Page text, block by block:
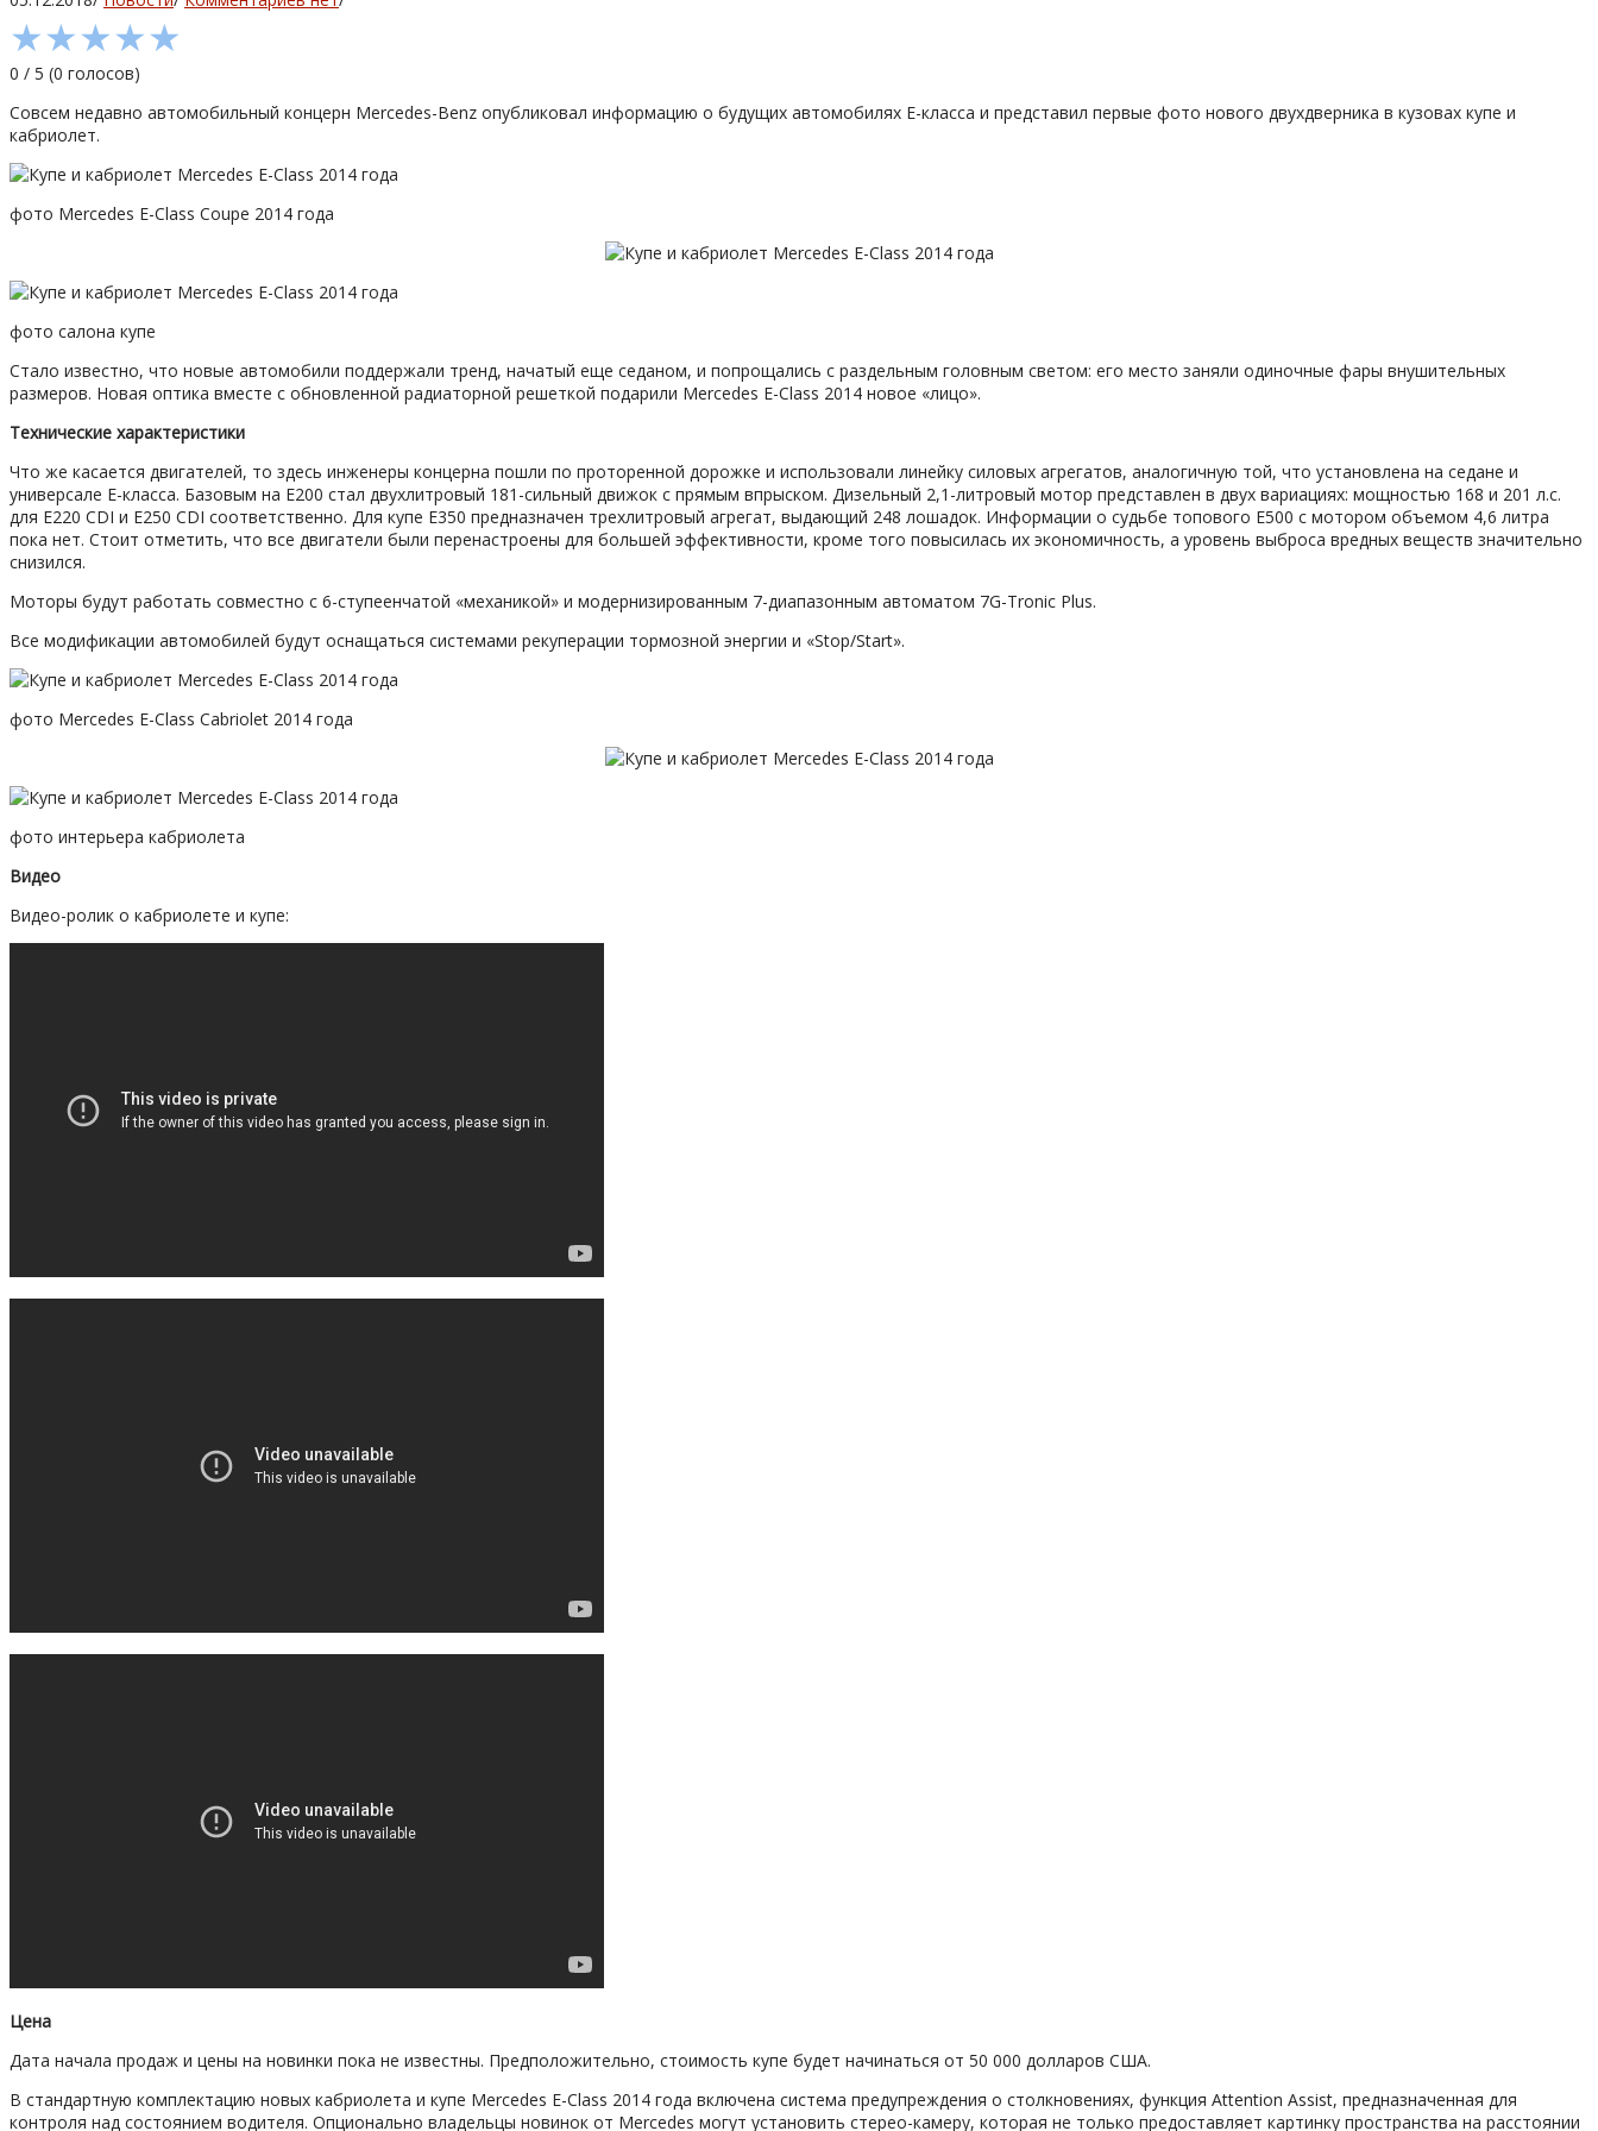
★★★★★
0 / 5 (0 голосов)
Совсем недавно автомобильный концерн Mercedes-Benz опубликовал информацию о будущих автомобилях E-класса и представил первые фото нового двухдверника в кузовах купе и
кабриолет.
фото Mercedes E-Class Coupe 2014 года
фото салона купе
Стало известно, что новые автомобили поддержали тренд, начатый еще седаном, и попрощались с раздельным головным светом: его место заняли одиночные фары внушительных
размеров. Новая оптика вместе с обновленной радиаторной решеткой подарили Mercedes E-Class 2014 новое «лицо».
Технические характеристики
Что же касается двигателей, то здесь инженеры концерна пошли по проторенной дорожке и использовали линейку силовых агрегатов, аналогичную той, что установлена на седане и
универсале E-класса. Базовым на E200 стал двухлитровый 181-сильный движок с прямым впрыском. Дизельный 2,1-литровый мотор представлен в двух вариациях: мощностью 168 и 201 л.с.
для E220 CDI и E250 CDI соответственно. Для купе E350 предназначен трехлитровый агрегат, выдающий 248 лошадок. Информации о судьбе топового E500 c мотором объемом 4,6 литра
пока нет. Стоит отметить, что все двигатели были перенастроены для большей эффективности, кроме того повысилась их экономичность, а уровень выброса вредных веществ значительно
снизился.
Моторы будут работать совместно с 6-ступеенчатой «механикой» и модернизированным 7-диапазонным автоматом 7G-Tronic Plus.
Все модификации автомобилей будут оснащаться системами рекуперации тормозной энергии и «Stop/Start».
фото Mercedes E-Class Cabriolet 2014 года
фото интерьера кабриолета
Видео
Видео-ролик о кабриолете и купе:
Цена
Дата начала продаж и цены на новинки пока не известны. Предположительно, стоимость купе будет начинаться от 50 000 долларов США.
В стандартную комплектацию новых кабриолета и купе Mercedes E-Class 2014 года включена система предупреждения о столкновениях, функция Attention Assist, предназначенная для
контроля над состоянием водителя. Опционально владельцы новинок от Mercedes могут установить стерео-камеру, которая не только предоставляет картинку пространства на расстоянии